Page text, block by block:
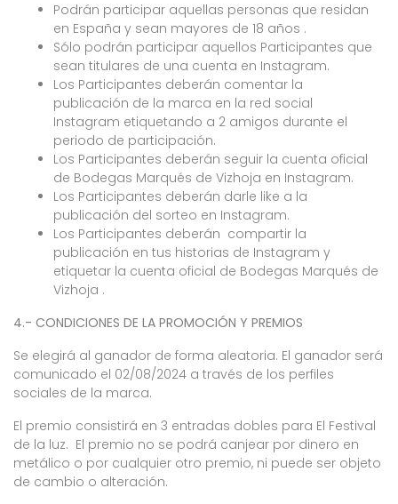
Podrán participar aquellas personas que residan
en España y sean mayores de 18 años .
Sólo podrán participar aquellos Participantes que
sean titulares de una cuenta en Instagram.
Los Participantes deberán comentar la
publicación de la marca en la red social
Instagram etiquetando a 2 amigos durante el
periodo de participación.
Los Participantes deberán seguir la cuenta oficial
de Bodegas Marqués de Vizhoja en Instagram.
Los Participantes deberán darle like a la
publicación del sorteo en Instagram.
Los Participantes deberán compartir la
publicación en tus historias de Instagram y
etiquetar la cuenta oficial de Bodegas Marqués de
Vizhoja .
4.- CONDICIONES DE LA PROMOCIÓN Y PREMIOS
Se elegirá al ganador de forma aleatoria. El ganador será
comunicado el 02/08/2024 a través de los perfiles
sociales de la marca.
El premio consistirá en 3 entradas dobles para El Festival
de la luz. El premio no se podrá canjear por dinero en
metálico o por cualquier otro premio, ni puede ser objeto
de cambio o alteración.